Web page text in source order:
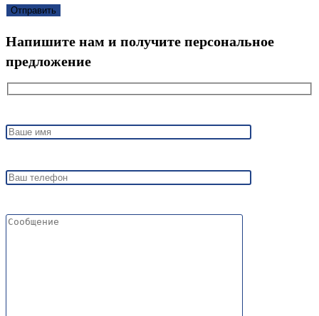
Напишите нам и получите персональное
предложение